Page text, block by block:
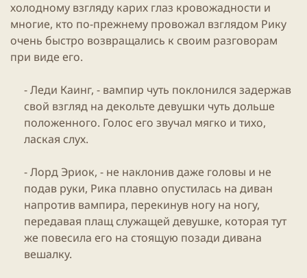
холодному взгляду карих глаз кровожадности и
многие, кто по-прежнему провожал взглядом Рику
очень быстро возвращались к своим разговорам
при виде его.
- Леди Каинг, - вампир чуть поклонился задержав
свой взгляд на декольте девушки чуть дольше
положенного. Голос его звучал мягко и тихо,
лаская слух.
- Лорд Эриок, - не наклонив даже головы и не
подав руки, Рика плавно опустилась на диван
напротив вампира, перекинув ногу на ногу,
передавая плащ служащей девушке, которая тут
же повесила его на стоящую позади дивана
вешалку.​